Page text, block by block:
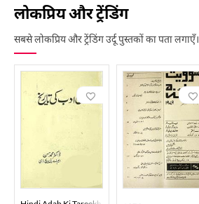
लोकप्रिय और ट्रेंडिंग
सबसे लोकप्रिय और ट्रेंडिंग उर्दू पुस्तकों का पता लगाएँ।